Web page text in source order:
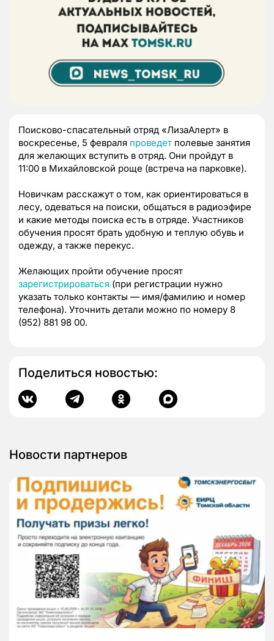
Поисково-спасательный отряд «ЛизаАлерт» в
воскресенье, 5 февраля проведет полевые занятия
для желающих вступить в отряд. Они пройдут в
11:00 в Михайловской роще (встреча на парковке).
Новичкам расскажут о том, как ориентироваться в
лесу, одеваться на поиски, общаться в радиоэфире
и какие методы поиска есть в отряде. Участников
обучения просят брать удобную и теплую обувь и
одежду, а также перекус.
Желающих пройти обучение просят
зарегистрироваться (при регистрации нужно
указать только контакты — имя/фамилию и номер
телефона). Уточнить детали можно по номеру 8
(952) 881 98 00.
Поделиться новостью:
Новости партнеров